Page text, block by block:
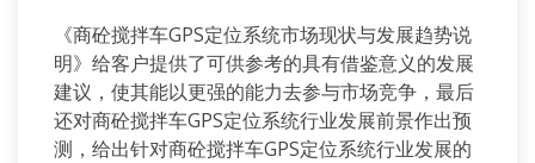
《商砼搅拌车GPS定位系统市场现状与发展趋势说
明》给客户提供了可供参考的具有借鉴意义的发展
建议，使其能以更强的能力去参与市场竞争，最后
还对商砼搅拌车GPS定位系统行业发展前景作出预
测，给出针对商砼搅拌车GPS定位系统行业发展的